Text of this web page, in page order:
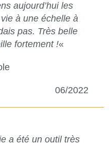
aujourd’hui les
à une échelle à
pas. Très belle
fortement !«
06/2022
a été un outil très